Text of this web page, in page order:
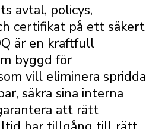
avtal, policys,
certifikat på ett säkert
är en kraftfull
byggd för
vill eliminera spridda
säkra sina interna
att rätt